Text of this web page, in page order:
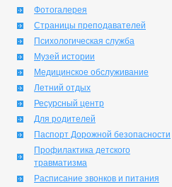
Фотогалерея
Страницы преподавателей
Психологическая служба
Музей истории
Медицинское обслуживание
Летний отдых
Ресурсный центр
Для родителей
Паспорт Дорожной безопасности
Профилактика детского
травматизма
Расписание звонков и питания